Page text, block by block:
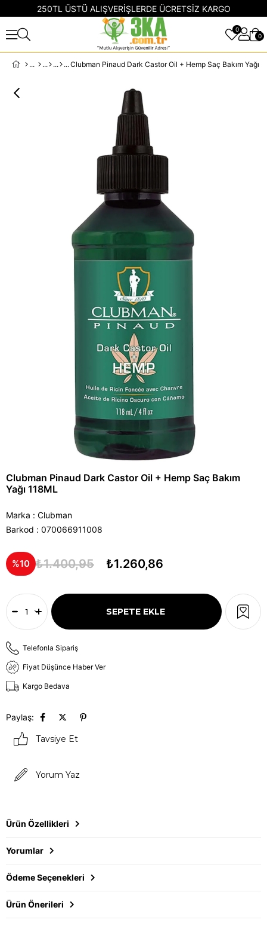
250TL ÜSTÜ ALIŞVERİŞLERDE ÜCRETSİZ KARGO
0
0
Clubman Pinaud Dark Castor Oil + Hemp Saç Bakım
Yağı 118ML
Marka : Clubman
Barkod : 070066911008
10 ₺1.400,95 ₺1.260,86
Telefonla Sipariş
Fiyat Düşünce Haber Ver
Kargo Bedava
Paylaş:
Tavsiye Et
Yorum Yaz
Ürün Özellikleri
Yorumlar
Ödeme Seçenekleri
Ürün Önerileri